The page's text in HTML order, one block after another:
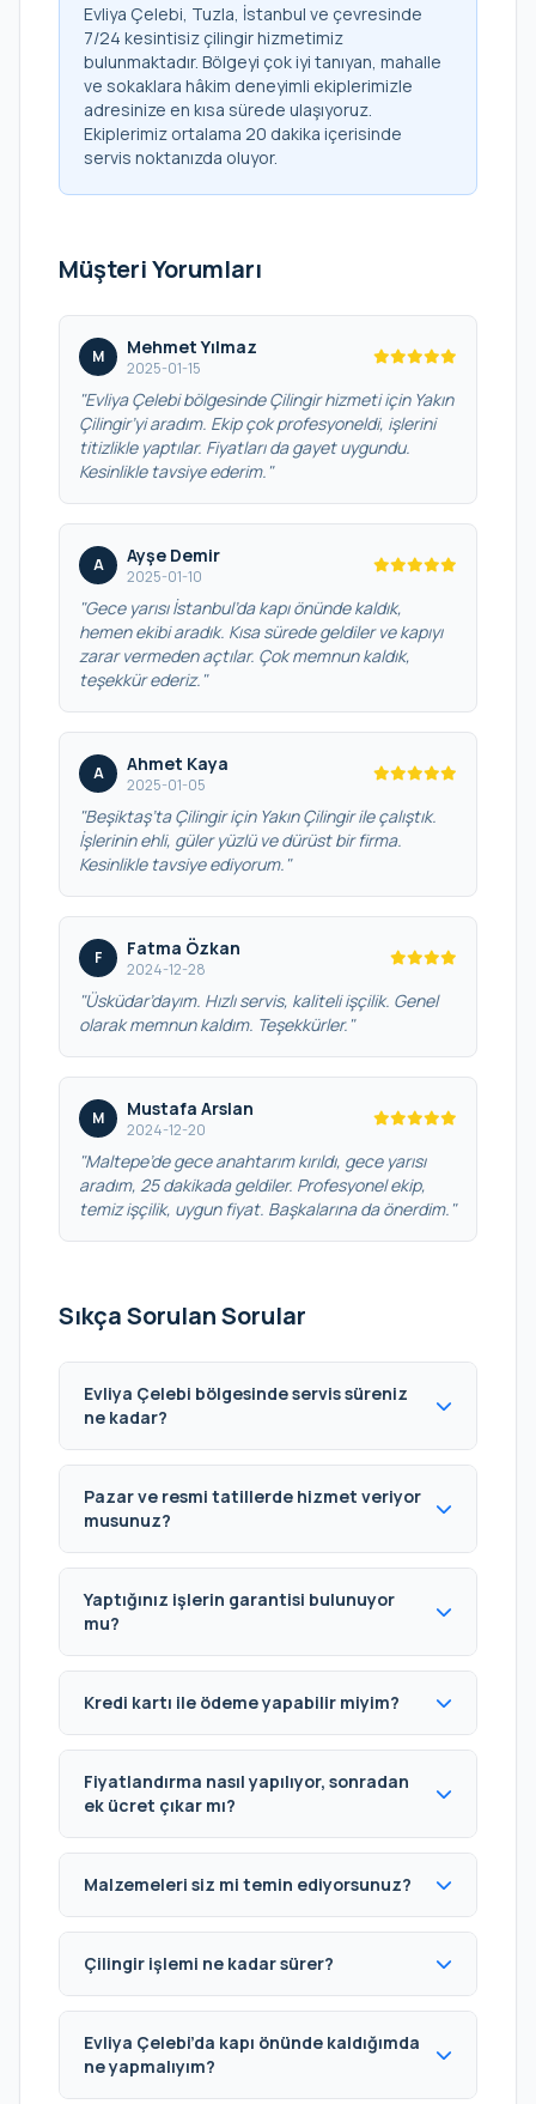
Evliya Çelebi, Tuzla, İstanbul ve çevresinde
7/24 kesintisiz çilingir hizmetimiz
bulunmaktadır. Bölgeyi çok iyi tanıyan, mahalle
ve sokaklara hâkim deneyimli ekiplerimizle
adresinize en kısa sürede ulaşıyoruz.
Ekiplerimiz ortalama 20 dakika içerisinde
servis noktanızda oluyor.
Müşteri Yorumları
M Mehmet Yılmaz
2025-01-15
"Evliya Çelebi bölgesinde Çilingir hizmeti için Yakın
Çilingir’yi aradım. Ekip çok profesyoneldi, işlerini
titizlikle yaptılar. Fiyatları da gayet uygundu.
Kesinlikle tavsiye ederim."
A Ayşe Demir
2025-01-10
"Gece yarısı İstanbul’da kapı önünde kaldık,
hemen ekibi aradık. Kısa sürede geldiler ve kapıyı
zarar vermeden açtılar. Çok memnun kaldık,
teşekkür ederiz."
A Ahmet Kaya
2025-01-05
"Beşiktaş’ta Çilingir için Yakın Çilingir ile çalıştık.
İşlerinin ehli, güler yüzlü ve dürüst bir firma.
Kesinlikle tavsiye ediyorum."
F Fatma Özkan
2024-12-28
"Üsküdar’dayım. Hızlı servis, kaliteli işçilik. Genel
olarak memnun kaldım. Teşekkürler."
M Mustafa Arslan
2024-12-20
"Maltepe’de gece anahtarım kırıldı, gece yarısı
aradım, 25 dakikada geldiler. Profesyonel ekip,
temiz işçilik, uygun fiyat. Başkalarına da önerdim."
Sıkça Sorulan Sorular
Evliya Çelebi bölgesinde servis süreniz
ne kadar?
Pazar ve resmi tatillerde hizmet veriyor
musunuz?
Yaptığınız işlerin garantisi bulunuyor
mu?
Kredi kartı ile ödeme yapabilir miyim?
Fiyatlandırma nasıl yapılıyor, sonradan
ek ücret çıkar mı?
Malzemeleri siz mi temin ediyorsunuz?
Çilingir işlemi ne kadar sürer?
Evliya Çelebi’da kapı önünde kaldığımda
ne yapmalıyım?